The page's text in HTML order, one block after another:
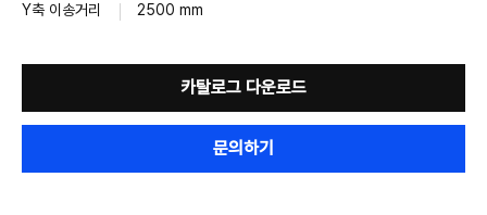
Y축 이송거리
2500 mm
카탈로그 다운로드
문의하기